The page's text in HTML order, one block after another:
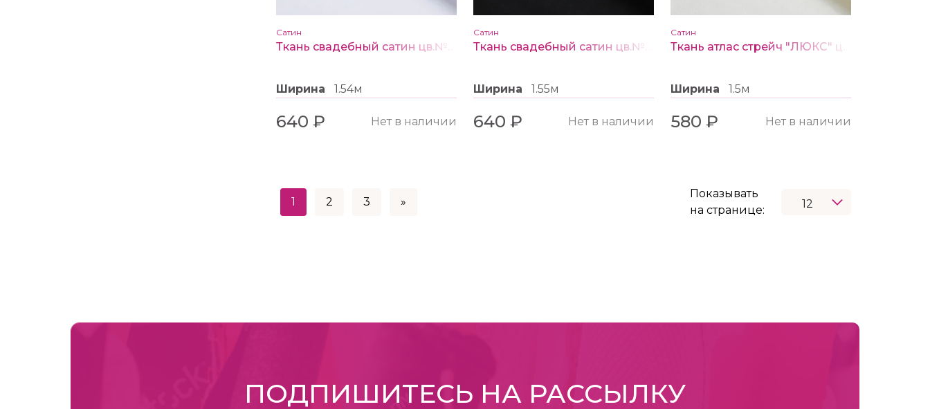
Сатин
Ширина 1.54м
640 ₽ Нет в наличии
Сатин
Ширина 1.55м
640 ₽ Нет в наличии
Сатин
Ширина 1.5м
580 ₽ Нет в наличии
1 2 3 »
Показывать
на странице:
ПОДПИШИТЕСЬ НА РАССЫЛКУ